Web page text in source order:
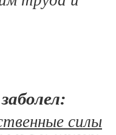
силы